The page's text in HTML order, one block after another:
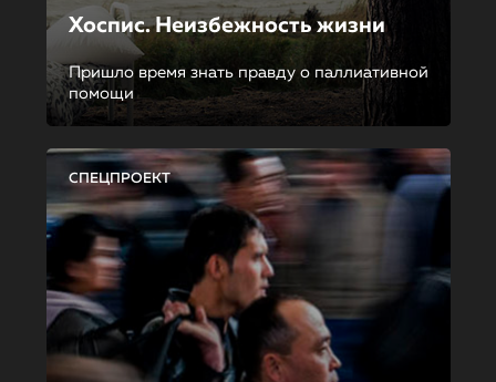
Хоспис. Неизбежность жизни
Пришло время знать правду о паллиативной
помощи
СПЕЦПРОЕКТ